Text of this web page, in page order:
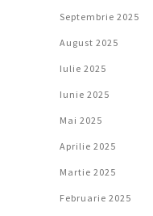
Septembrie 2025
August 2025
Iulie 2025
Iunie 2025
Mai 2025
Aprilie 2025
Martie 2025
Februarie 2025